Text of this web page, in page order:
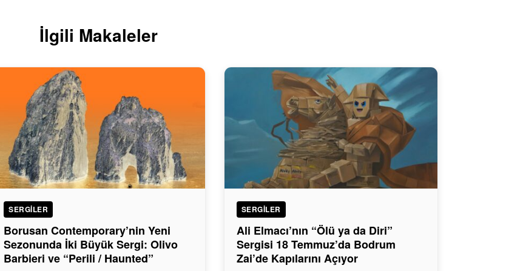
İlgili Makaleler
SERGILER
Borusan Contemporary’nin Yeni
Sezonunda İki Büyük Sergi: Olivo
Barbieri ve “Perili / Haunted”
SERGILER
Ali Elmacı’nın “Ölü ya da Diri”
Sergisi 18 Temmuz’da Bodrum
Zai’de Kapılarını Açıyor